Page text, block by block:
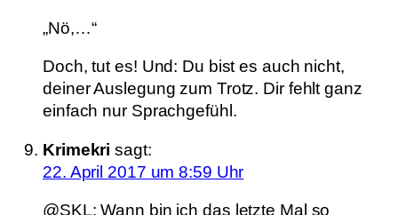
„Nö,…“
Doch, tut es! Und: Du bist es auch nicht,
deiner Auslegung zum Trotz. Dir fehlt ganz
einfach nur Sprachgefühl.
Krimekri sagt:
22. April 2017 um 8:59 Uhr
@SKL: Wann bin ich das letzte Mal so